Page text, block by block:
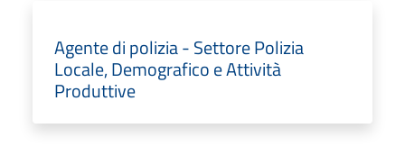
Agente di polizia - Settore Polizia
Locale, Demografico e Attività
Produttive